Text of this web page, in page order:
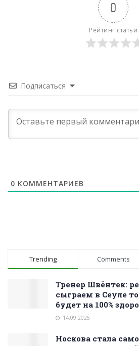
0
Рейтинг статьи
Подписаться
0 КОММЕНТАРИЕВ
Trending Comments
Тренер Швёнтек:
сыграем в Сеуле
будет на 100%
14.09.2025
Носкова стала